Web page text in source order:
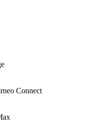
Connect